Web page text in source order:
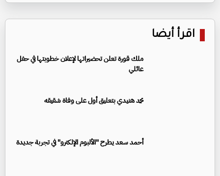
اقرأ أيضا
ملك قورة تعلن تحضيراتها لإعلان خطوبتها في حفل
عائلي
محمد هنيدي بتعليق أول على وفاة شقيقه
أحمد سعد يطرح "الألبوم الإلكترو" في تجربة جديدة